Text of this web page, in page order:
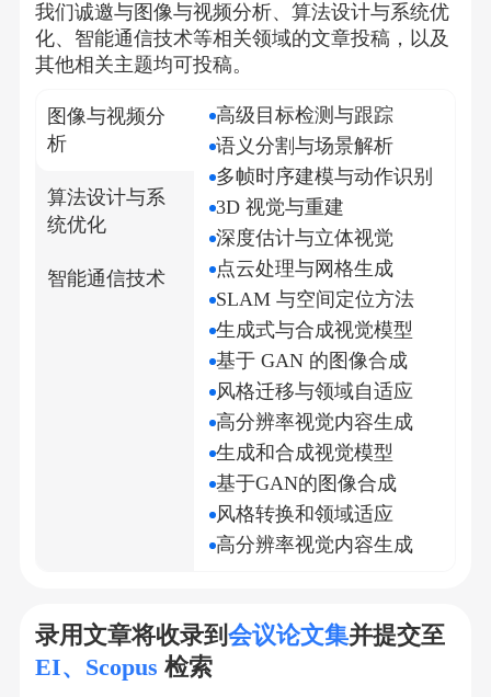
我们诚邀与图像与视频分析、算法设计与系统优
化、智能通信技术等相关领域的文章投稿，以及
其他相关主题均可投稿。
图像与视频分
析
算法设计与系
统优化
智能通信技术
高级目标检测与跟踪
语义分割与场景解析
多帧时序建模与动作识别
3D 视觉与重建
深度估计与立体视觉
点云处理与网格生成
SLAM 与空间定位方法
生成式与合成视觉模型
基于 GAN 的图像合成
风格迁移与领域自适应
高分辨率视觉内容生成
生成和合成视觉模型
基于GAN的图像合成
风格转换和领域适应
高分辨率视觉内容生成
录用文章将收录到会议论文集并提交至
EI、Scopus 检索